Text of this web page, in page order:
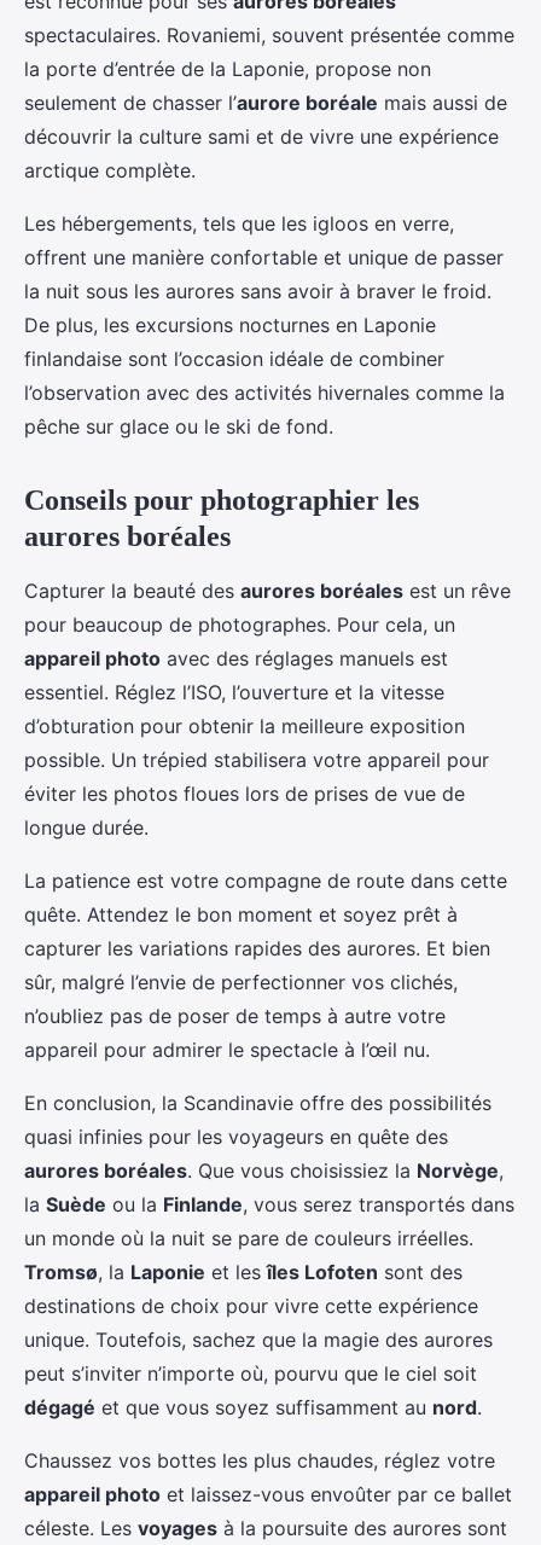
spectaculaires. Rovaniemi, souvent présentée comme
la porte d’entrée de la Laponie, propose non
seulement de chasser l’aurore boréale mais aussi de
découvrir la culture sami et de vivre une expérience
arctique complète.
Les hébergements, tels que les igloos en verre,
offrent une manière confortable et unique de passer
la nuit sous les aurores sans avoir à braver le froid.
De plus, les excursions nocturnes en Laponie
finlandaise sont l’occasion idéale de combiner
l’observation avec des activités hivernales comme la
pêche sur glace ou le ski de fond.
Conseils pour photographier les
aurores boréales
Capturer la beauté des aurores boréales est un rêve
pour beaucoup de photographes. Pour cela, un
appareil photo avec des réglages manuels est
essentiel. Réglez l’ISO, l’ouverture et la vitesse
d’obturation pour obtenir la meilleure exposition
possible. Un trépied stabilisera votre appareil pour
éviter les photos floues lors de prises de vue de
longue durée.
La patience est votre compagne de route dans cette
quête. Attendez le bon moment et soyez prêt à
capturer les variations rapides des aurores. Et bien
sûr, malgré l’envie de perfectionner vos clichés,
n’oubliez pas de poser de temps à autre votre
appareil pour admirer le spectacle à l’œil nu.
En conclusion, la Scandinavie offre des possibilités
quasi infinies pour les voyageurs en quête des
aurores boréales. Que vous choisissiez la Norvège,
la Suède ou la Finlande, vous serez transportés dans
un monde où la nuit se pare de couleurs irréelles.
Tromsø, la Laponie et lesîles Lofoten sont des
destinations de choix pour vivre cette expérience
unique. Toutefois, sachez que la magie des aurores
peut s’inviter n’importe où, pourvu que le ciel soit
dégagé et que vous soyez suffisamment au nord.
Chaussez vos bottes les plus chaudes, réglez votre
appareil photo et laissez-vous envoûter par ce ballet
céleste. Les voyages à la poursuite des aurores sont